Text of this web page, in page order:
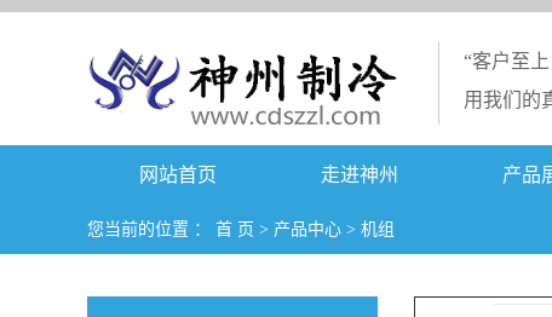
“客户至
用我们的
网站首页 走进神州 产品
您当前的位置 ： 首 页 > 产品中心 > 机组